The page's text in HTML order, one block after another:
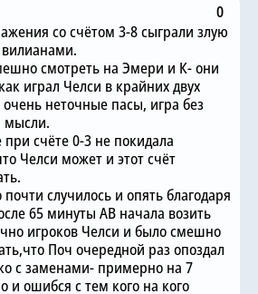
0
со счётом 3-8 сыграли злую
смотреть на Эмери и К- они
играл Челси в крайних двух
очень неточные пасы, игра без
мысли.
счёте 0-3 не покидала
Челси может и этот счёт
почти случилось и опять благодаря
65 минуты АВ начала возить
игроков Челси и было смешно
Поч очередной раз опоздал
с заменами- примерно на 7
и ошибся с тем кого на кого